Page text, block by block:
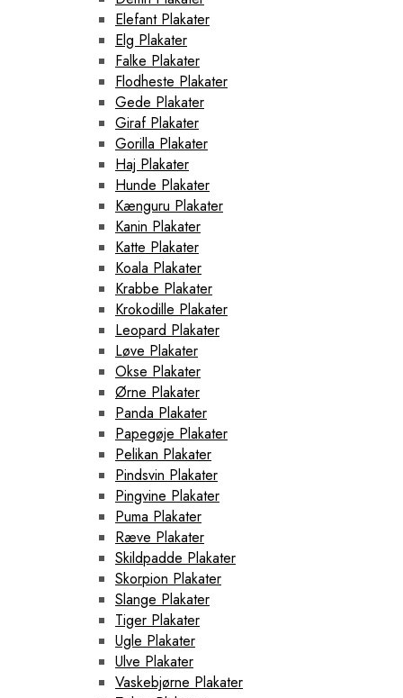
Elefant Plakater
Elg Plakater
Falke Plakater
Flodheste Plakater
Gede Plakater
Giraf Plakater
Gorilla Plakater
Haj Plakater
Hunde Plakater
Kænguru Plakater
Kanin Plakater
Katte Plakater
Koala Plakater
Krabbe Plakater
Krokodille Plakater
Leopard Plakater
Løve Plakater
Okse Plakater
Ørne Plakater
Panda Plakater
Papegøje Plakater
Pelikan Plakater
Pindsvin Plakater
Pingvine Plakater
Puma Plakater
Ræve Plakater
Skildpadde Plakater
Skorpion Plakater
Slange Plakater
Tiger Plakater
Ugle Plakater
Ulve Plakater
Vaskebjørne Plakater